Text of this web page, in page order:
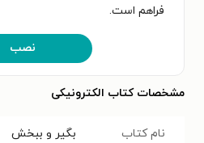
فراهم است.
نصب
مشخصات کتاب الکترونیکی
نام کتاب بگیر و ببخش